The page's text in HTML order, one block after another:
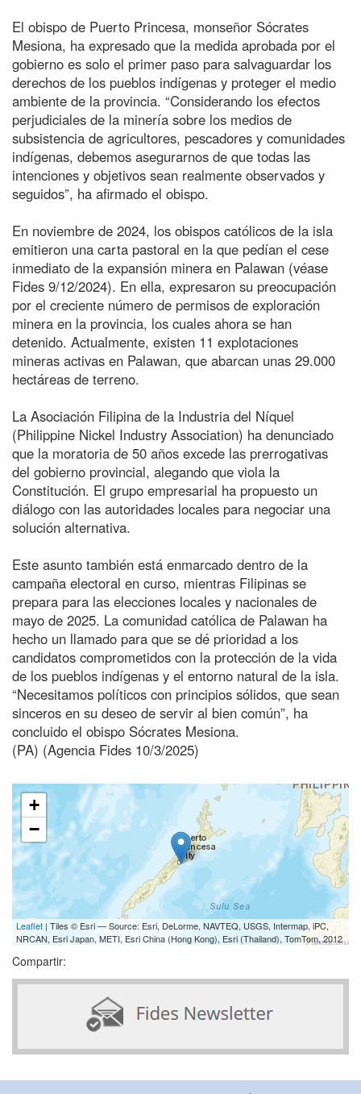
El obispo de Puerto Princesa, monseñor Sócrates
Mesiona, ha expresado que la medida aprobada por el
gobierno es solo el primer paso para salvaguardar los
derechos de los pueblos indígenas y proteger el medio
ambiente de la provincia. “Considerando los efectos
perjudiciales de la minería sobre los medios de
subsistencia de agricultores, pescadores y comunidades
indígenas, debemos asegurarnos de que todas las
intenciones y objetivos sean realmente observados y
seguidos”, ha afirmado el obispo.
En noviembre de 2024, los obispos católicos de la isla
emitieron una carta pastoral en la que pedían el cese
inmediato de la expansión minera en Palawan (véase
Fides 9/12/2024). En ella, expresaron su preocupación
por el creciente número de permisos de exploración
minera en la provincia, los cuales ahora se han
detenido. Actualmente, existen 11 explotaciones
mineras activas en Palawan, que abarcan unas 29.000
hectáreas de terreno.
La Asociación Filipina de la Industria del Níquel
(Philippine Nickel Industry Association) ha denunciado
que la moratoria de 50 años excede las prerrogativas
del gobierno provincial, alegando que viola la
Constitución. El grupo empresarial ha propuesto un
diálogo con las autoridades locales para negociar una
solución alternativa.
Este asunto también está enmarcado dentro de la
campaña electoral en curso, mientras Filipinas se
prepara para las elecciones locales y nacionales de
mayo de 2025. La comunidad católica de Palawan ha
hecho un llamado para que se dé prioridad a los
candidatos comprometidos con la protección de la vida
de los pueblos indígenas y el entorno natural de la isla.
“Necesitamos políticos con principios sólidos, que sean
sinceros en su deseo de servir al bien común”, ha
concluido el obispo Sócrates Mesiona.
(PA) (Agencia Fides 10/3/2025)
+
−
Leaflet | Tiles © Esri — Source: Esri, DeLorme, NAVTEQ, USGS, Intermap, iPC,
NRCAN, Esri Japan, METI, Esri China (Hong Kong), Esri (Thailand), TomTom, 2012
Compartir: